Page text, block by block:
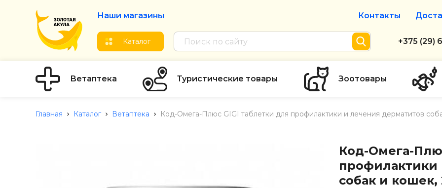
Наши магазины Контакты
Каталог +375 (29)
Интернет-
тел. А1
Ветаптека Туристические товары Зоотовары
Главная Каталог Ветаптека Код-Омега-Плюс GIGI таблетки для профилактики и лечения дерматитов
Код-Омега-
профилактики
собак и кошек,